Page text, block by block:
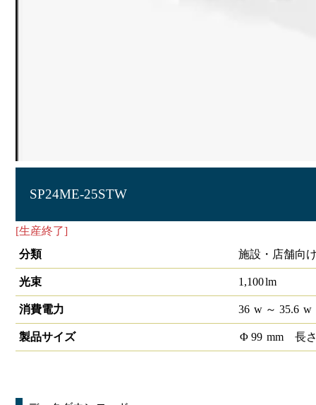
SP24ME-25STW
[生産終了]
分類
施設・店舗向
光束 1,100lm
消費電力 36 w～ 35.6 w
製品サイズ Φ 99 mm 長